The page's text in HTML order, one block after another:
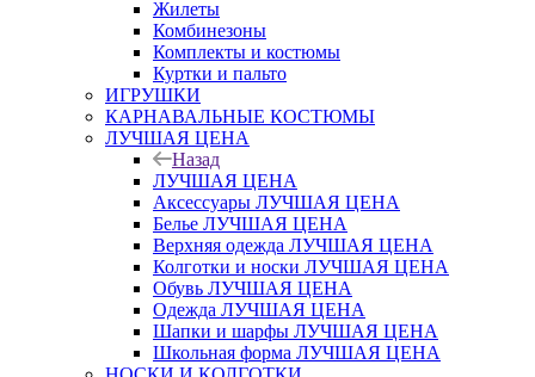
Жилеты
Комбинезоны
Комплекты и костюмы
Куртки и пальто
ИГРУШКИ
КАРНАВАЛЬНЫЕ КОСТЮМЫ
ЛУЧШАЯ ЦЕНА
Назад
ЛУЧШАЯ ЦЕНА
Аксессуары ЛУЧШАЯ ЦЕНА
Белье ЛУЧШАЯ ЦЕНА
Верхняя одежда ЛУЧШАЯ ЦЕНА
Колготки и носки ЛУЧШАЯ ЦЕНА
Обувь ЛУЧШАЯ ЦЕНА
Одежда ЛУЧШАЯ ЦЕНА
Шапки и шарфы ЛУЧШАЯ ЦЕНА
Школьная форма ЛУЧШАЯ ЦЕНА